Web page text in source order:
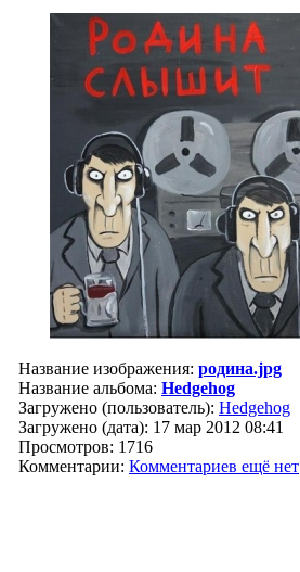
Название изображения: родина.jpg
Название альбома: Hedgehog
Загружено (пользователь): Hedgehog
Загружено (дата): 17 мар 2012 08:41
Просмотров: 1716
Комментарии: Комментариев ещё нет